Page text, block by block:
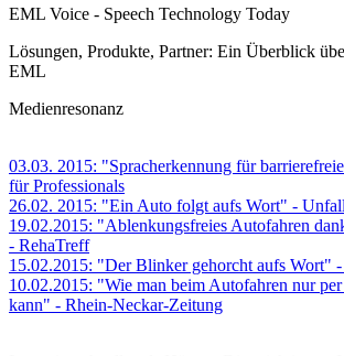
EML Voice - Speech Technology Today
Lösungen, Produkte, Partner: Ein Überblick
EML
Medienresonanz
03.03. 2015: "Spracherkennung für
für Professionals
26.02. 2015: "Ein Auto folgt aufs Wort" -
19.02.2015: "Ablenkungsfreies Autofahren
- RehaTreff
15.02.2015: "Der Blinker gehorcht aufs Wort"
10.02.2015: "Wie man beim Autofahren nur
kann" - Rhein-Neckar-Zeitung